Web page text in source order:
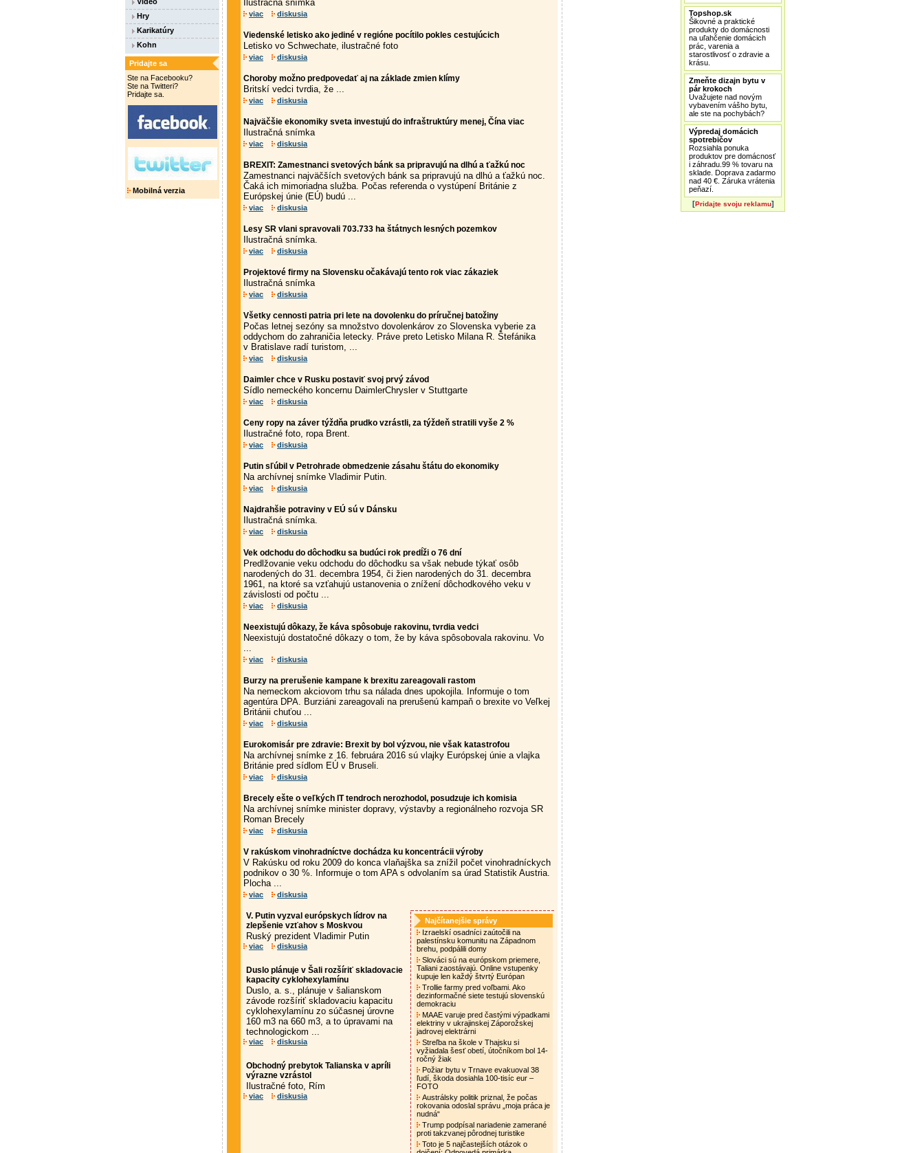
Hry
Karikatúry
Kohn
Pridajte sa
Ste na Facebooku?
Ste na Twitteri?
Pridajte sa.
Mobilná verzia
Ilustračná snímka
viac diskusia
Viedenské letisko ako jediné v regióne pocítilo pokles cestujúcich
Letisko vo Schwechate, ilustračné foto
viac diskusia
Choroby možno predpovedať aj na základe zmien klímy
Britskí vedci tvrdia, že ...
viac diskusia
Najväčšie ekonomiky sveta investujú do infraštruktúry menej, Čína viac
Ilustračná snímka
viac diskusia
BREXIT: Zamestnanci svetových bánk sa pripravujú na dlhú a ťažkú noc
Zamestnanci najväčších svetových bánk sa pripravujú na dlhú a ťažkú noc.
Čaká ich mimoriadna služba. Počas referenda o vystúpení Británie z
Európskej únie (EÚ) budú ...
viac diskusia
Lesy SR vlani spravovali 703.733 ha štátnych lesných pozemkov
Ilustračná snímka.
viac diskusia
Projektové firmy na Slovensku očakávajú tento rok viac zákaziek
Ilustračná snímka
viac diskusia
Všetky cennosti patria pri lete na dovolenku do príručnej batožiny
Počas letnej sezóny sa množstvo dovolenkárov zo Slovenska vyberie za
oddychom do zahraničia letecky. Práve preto Letisko Milana R. Štefánika
v Bratislave radí turistom, ...
viac diskusia
Daimler chce v Rusku postaviť svoj prvý závod
Sídlo nemeckého koncernu DaimlerChrysler v Stuttgarte
viac diskusia
Ceny ropy na záver týždňa prudko vzrástli, za týždeň stratili vyše 2 %
Ilustračné foto, ropa Brent.
viac diskusia
Putin sľúbil v Petrohrade obmedzenie zásahu štátu do ekonomiky
Na archívnej snímke Vladimir Putin.
viac diskusia
Najdrahšie potraviny v EÚ sú v Dánsku
Ilustračná snímka.
viac diskusia
Vek odchodu do dôchodku sa budúci rok predĺži o 76 dní
Predlžovanie veku odchodu do dôchodku sa však nebude týkať osôb
narodených do 31. decembra 1954, či žien narodených do 31. decembra
1961, na ktoré sa vzťahujú ustanovenia o znížení dôchodkového veku v
závislosti od počtu ...
viac diskusia
Neexistujú dôkazy, že káva spôsobuje rakovinu, tvrdia vedci
Neexistujú dostatočné dôkazy o tom, že by káva spôsobovala rakovinu. Vo
...
viac diskusia
Burzy na prerušenie kampane k brexitu zareagovali rastom
Na nemeckom akciovom trhu sa nálada dnes upokojila. Informuje o tom
agentúra DPA. Burziáni zareagovali na prerušenú kampaň o brexite vo Veľkej
Británii chuťou ...
viac diskusia
Eurokomisár pre zdravie: Brexit by bol výzvou, nie však katastrofou
Na archívnej snímke z 16. februára 2016 sú vlajky Európskej únie a vlajka
Británie pred sídlom EÚ v Bruseli.
viac diskusia
Brecely ešte o veľkých IT tendroch nerozhodol, posudzuje ich komisia
Na archívnej snímke minister dopravy, výstavby a regionálneho rozvoja SR
Roman Brecely
viac diskusia
V rakúskom vinohradníctve dochádza ku koncentrácii výroby
V Rakúsku od roku 2009 do konca vlaňajška sa znížil počet vinohradníckych
podnikov o 30 %. Informuje o tom APA s odvolaním sa úrad Statistik Austria.
Plocha ...
viac diskusia
V. Putin vyzval európskych lídrov na
zlepšenie vzťahov s Moskvou
Ruský prezident Vladimir Putin
viac diskusia
Duslo plánuje v Šali rozšíriť skladovacie
kapacity cyklohexylamínu
Duslo, a. s., plánuje v šalianskom
závode rozšíriť skladovaciu kapacitu
cyklohexylamínu zo súčasnej úrovne
160 m3 na 660 m3, a to úpravami na
technologickom ...
viac diskusia
Obchodný prebytok Talianska v apríli
výrazne vzrástol
Ilustračné foto, Rím
viac diskusia
Najčítanejšie správy
Izraelskí osadníci zaútočili na
palestínsku komunitu na Západnom
brehu, podpálili domy
Slováci sú na európskom priemere,
Taliani zaostávajú. Online vstupenky
kupuje len každý štvrtý Európan
Trollie farmy pred voľbami. Ako
dezinformačné siete testujú slovenskú
demokraciu
MAAE varuje pred častými výpadkami
elektriny v ukrajinskej Záporožskej
jadrovej elektrárni
Streľba na škole v Thajsku si
vyžiadala šesť obetí, útočníkom bol 14-
ročný žiak
Požiar bytu v Trnave evakuoval 38
ľudí, škoda dosiahla 100-tisíc eur –
FOTO
Austrálsky politik priznal, že počas
rokovania odoslal správu „moja práca je
nudná“
Trump podpísal nariadenie zamerané
proti takzvanej pôrodnej turistike
Toto je 5 najčastejších otázok o
Topshop.sk
Šikovné a praktické
produkty do domácnosti
na uľahčenie domácich
prác, varenia a
starostlivosť o zdravie a
krásu.
Zmeňte dizajn bytu v
pár krokoch
Uvažujete nad novým
vybavením vášho bytu,
ale ste na pochybách?
Výpredaj domácich
spotrebičov
Rozsiahla ponuka
produktov pre domácnosť
i záhradu.99 % tovaru na
sklade. Doprava zadarmo
nad 40 €. Záruka vrátenia
peňazí.
[Pridajte svoju reklamu]